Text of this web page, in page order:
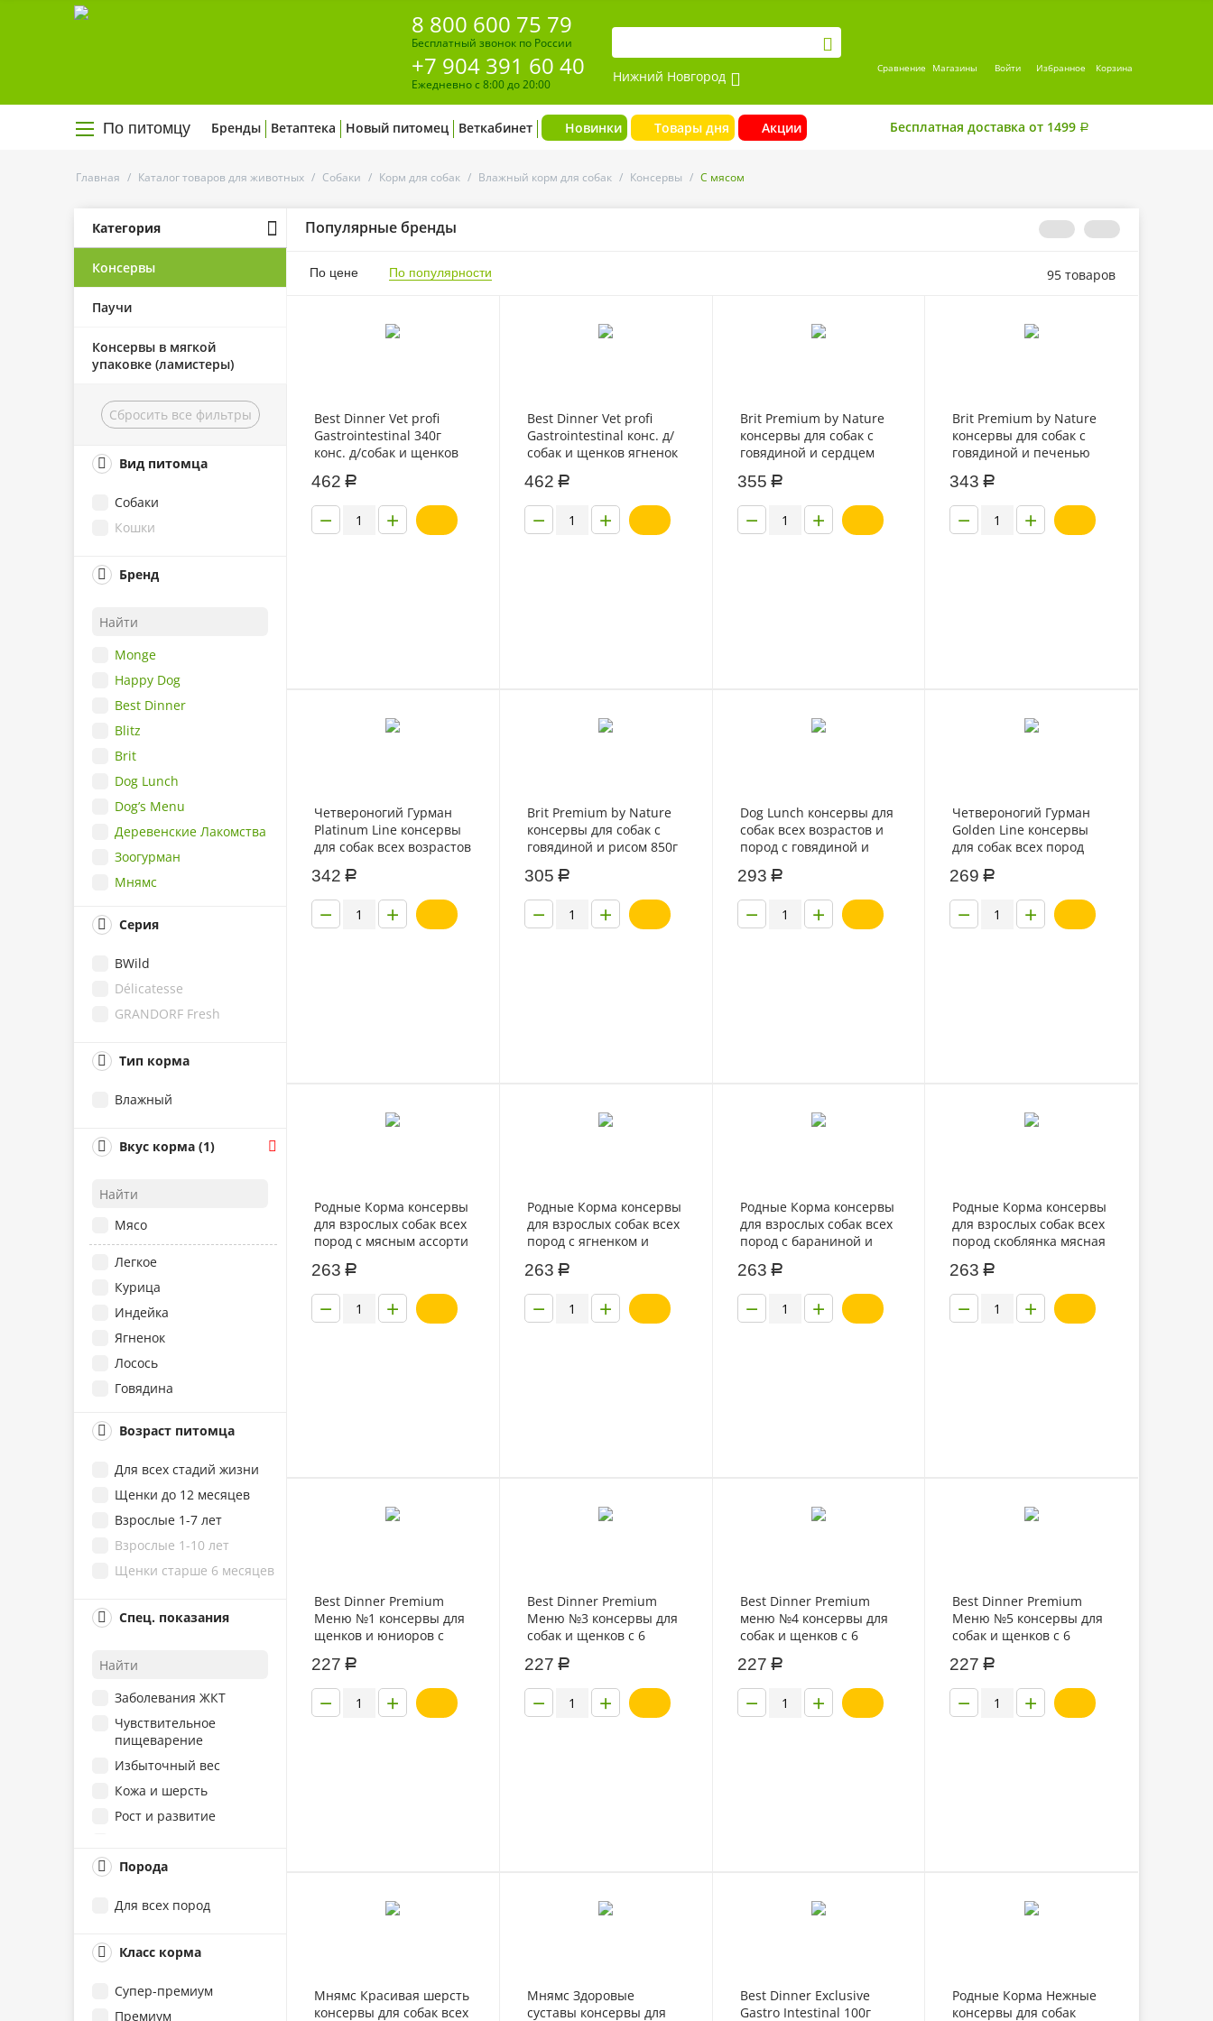
8 800 600 75 79
Бесплатный звонок по России
+7 904 391 60 40
Ежедневно с 8:00 до 20:00 Нижний Новгород Сравнение Магазины Войти Избранное Корзина
По питомцу Бренды Ветаптека Новый питомец Веткабинет Новинки Товары дня Акции Бесплатная доставка от 1499 Р
Главная / Каталог товаров для животных / Собаки / Корм для собак / Влажный корм для собак / Консервы / С мясом
Категория
Консервы
Паучи
Консервы в мягкой
упаковке (ламистеры)
Сбросить все фильтры
Вид питомца
Собаки
Кошки
Бренд
Monge
Happy Dog
Best Dinner
Blitz
Brit
Dog Lunch
Dog’s Menu
Деревенские Лакомства
Зоогурман
Мнямс
Четвероногий Гурман
Grandorf Fresh
Sirius
Grandorf
Серия
BWild
Délicatesse
GRANDORF Fresh
Тип корма
Влажный
Вкус корма (1)
Мясо
Легкое
Курица
Индейка
Ягненок
Лосось
Говядина
Утка
Рыба
Овощи
Кролик
Телятина
Баранина
Ассорти
Ветчина
Конина
Морковь
Перепелка
Печень
Потрошки
Рис
Сердце
Трава
Тыква
Язык
Возраст питомца
Для всех стадий жизни
Щенки до 12 месяцев
Взрослые 1-7 лет
Взрослые 1-10 лет
Щенки старше 6 месяцев
Спец. показания
Заболевания ЖКТ
Чувствительное
пищеварение
Избыточный вес
Кожа и шерсть
Рост и развитие
Поддержка иммунитета
Порода
Для всех пород
Класс корма
Супер-премиум
Премиум
Популярные бренды
По цене По популярности 95 товаров
Best Dinner Vet profi
Gastrointestinal 340г
конс. д/собак и щенков
462 Р
+
−
Best Dinner Vet profi
Gastrointestinal конс. д/
собак и щенков ягненок
462 Р
+
−
Brit Premium by Nature
консервы для собак с
говядиной и сердцем
355 Р
+
−
Brit Premium by Nature
консервы для собак с
говядиной и печенью
343 Р
+
−
Четвероногий Гурман
Platinum Line консервы
для собак всех возрастов
семенниками в желе
240г
342 Р
+
−
Brit Premium by Nature
консервы для собак с
говядиной и рисом 850г
305 Р
+
−
Dog Lunch консервы для
собак всех возрастов и
пород с говядиной и
293 Р
+
−
Четвероногий Гурман
Golden Line консервы
для собак всех пород
желе 100г
269 Р
+
−
Родные Корма консервы
для взрослых собак всех
пород с мясным ассорти
263 Р
+
−
Родные Корма консервы
для взрослых собак всех
пород с ягненком и
263 Р
+
−
Родные Корма консервы
для взрослых собак всех
пород с бараниной и
восточному 970гр
263 Р
+
−
Родные Корма консервы
для взрослых собак всех
пород скоблянка мясная
263 Р
+
−
Best Dinner Premium
Меню №1 консервы для
щенков и юниоров с
227 Р
+
−
Best Dinner Premium
Меню №3 консервы для
собак и щенков с 6
кроликом 340г
227 Р
+
−
Best Dinner Premium
меню №4 консервы для
собак и щенков с 6
овощами 340г
227 Р
+
−
Best Dinner Premium
Меню №5 консервы для
собак и щенков с 6
рисом 340г
227 Р
+
−
Мнямс Красивая шерсть
консервы для собак всех
Мнямс Здоровые
суставы консервы для
Best Dinner Exclusive
Gastro Intestinal 100г
Родные Корма Нежные
консервы для собак